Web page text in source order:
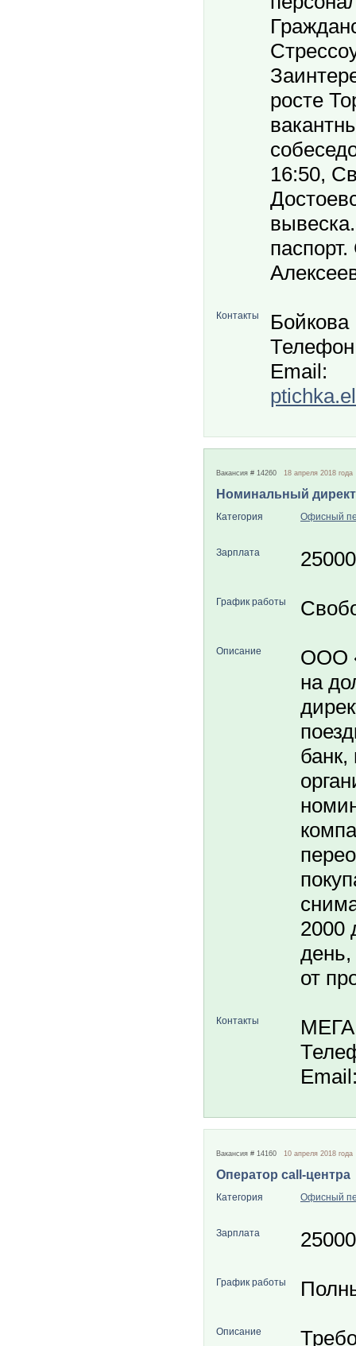
росте
16:50,
Контакты
Бойкова
Email:
Вакансия # 14260 18 апреля 2018 года
Номинальный
Категория Офисный
Зарплата 25000
График работы
Описание
ООО
на
банк,
2000
день,
от
Контакты
Вакансия # 14160 10 апреля 2018 года
Оператор call-центра
Категория Офисный
Зарплата 25000
График работы
Описание